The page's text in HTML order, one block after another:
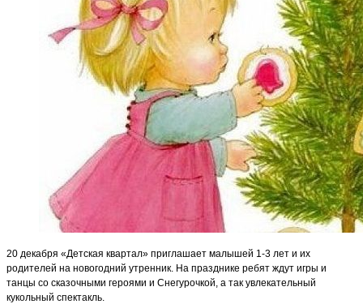
20 декабря «Детская квартал» приглашает малышей 1-3 лет и их
родителей на новогодний утренник. На празднике ребят ждут игры и
танцы со сказочными героями и Снегурочкой, а так увлекательный
кукольный спектакль.